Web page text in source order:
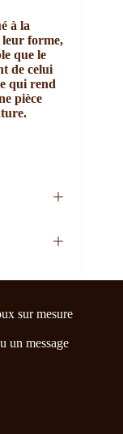
à la
leur forme,
que le
de celui
qui rend
pièce
sur mesure
un message